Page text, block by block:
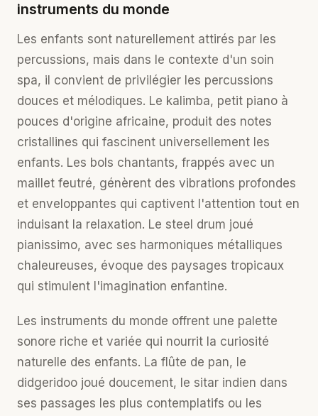
instruments du monde
Les enfants sont naturellement attirés par les
percussions, mais dans le contexte d'un soin
spa, il convient de privilégier les percussions
douces et mélodiques. Le kalimba, petit piano à
pouces d'origine africaine, produit des notes
cristallines qui fascinent universellement les
enfants. Les bols chantants, frappés avec un
maillet feutré, génèrent des vibrations profondes
et enveloppantes qui captivent l'attention tout en
induisant la relaxation. Le steel drum joué
pianissimo, avec ses harmoniques métalliques
chaleureuses, évoque des paysages tropicaux
qui stimulent l'imagination enfantine.
Les instruments du monde offrent une palette
sonore riche et variée qui nourrit la curiosité
naturelle des enfants. La flûte de pan, le
didgeridoo joué doucement, le sitar indien dans
ses passages les plus contemplatifs ou les